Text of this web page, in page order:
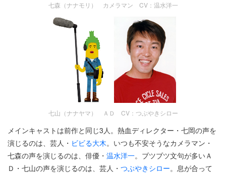
七森（ナナモリ） カメラマン CV：温水洋一
七山（ナナヤマ） ＡＤ CV：つぶやきシロー
メインキャストは前作と同じ3人。熱血ディレクター・七岡の声を
演じるのは、芸人・ ビビる大木。いつも不安そうなカメラマン・
七森の声を演じるのは、俳優・ 温水洋一。ブツブツ文句が多いＡ
Ｄ・七山の声を演じるのは、芸人・ つぶやきシロー。息が合って